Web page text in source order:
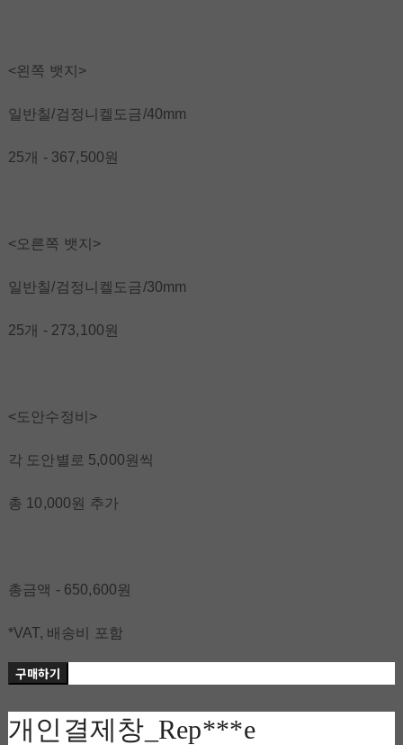
<왼쪽 뱃지>
일반칠/검정니켈도금/40mm
25개 - 367,500원
<오른쪽 뱃지>
일반칠/검정니켈도금/30mm
25개 - 273,100원
<도안수정비>
각 도안별로 5,000원씩
총 10,000원 추가
총금액 - 650,600원
*VAT, 배송비 포함
구매하기
개인결제창_Rep***e